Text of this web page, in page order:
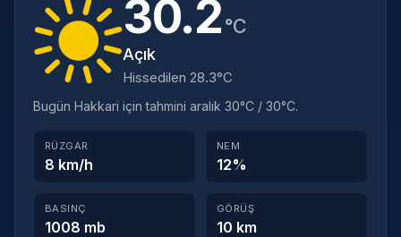
30.2°C
Açık
Hissedilen 28.3°C
Bugün Hakkari için tahmini aralık 30°C / 30°C.
RÜZGAR
8 km/h
NEM
12%
BASINÇ
1008 mb
GÖRÜŞ
10 km